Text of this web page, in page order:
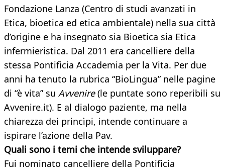
Fondazione Lanza (Centro di studi avanzati in
Etica, bioetica ed etica ambientale) nella sua città
d’origine e ha insegnato sia Bioetica sia Etica
infermieristica. Dal 2011 era cancelliere della
stessa Pontificia Accademia per la Vita. Per due
anni ha tenuto la rubrica “BioLingua” nelle pagine
di “è vita” su Avvenire(le puntate sono reperibili su
Avvenire.it). E al dialogo paziente, ma nella
chiarezza dei princìpi, intende continuare a
ispirare l’azione della Pav.
Quali sono i temi che intende sviluppare?
Fui nominato cancelliere della Pontificia